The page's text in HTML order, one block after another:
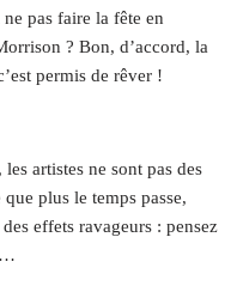
pas faire la fête en
? Bon, d’accord, la
permis de rêver !
artistes ne sont pas des
plus le temps passe,
effets ravageurs : pensez